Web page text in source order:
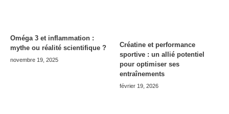
Oméga 3 et inflammation :
mythe ou réalité scientifique ?
novembre 19, 2025
Créatine et performance
sportive : un allié potentiel
pour optimiser ses
entraînements
février 19, 2026